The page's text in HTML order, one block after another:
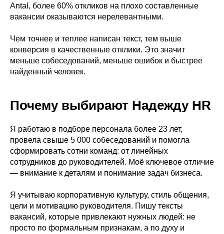
Antal, более 60% откликов на плохо составленные
вакансии оказываются нерелевантными.
Чем точнее и теплее написан текст, тем выше
конверсия в качественные отклики. Это значит
меньше собеседований, меньше ошибок и быстрее
найденный человек.
Почему выбирают Надежду HR
Я работаю в подборе персонала более 23 лет,
провела свыше 5 000 собеседований и помогла
сформировать сотни команд: от линейных
сотрудников до руководителей. Моё ключевое отличие
— внимание к деталям и понимание задач бизнеса.
Я учитываю корпоративную культуру, стиль общения,
цели и мотивацию руководителя. Пишу тексты
вакансий, которые привлекают нужных людей: не
просто по формальным признакам, а по духу и